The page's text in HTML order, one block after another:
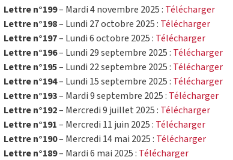
Lettre n°199– Mardi 4 novembre 2025 : Télécharger
Lettre n°198– Lundi 27 octobre 2025 : Télécharger
Lettre n°197– Lundi 6 octobre 2025 : Télécharger
Lettre n°196– Lundi 29 septembre 2025 : Télécharger
Lettre n°195– Lundi 22 septembre 2025 : Télécharger
Lettre n°194– Lundi 15 septembre 2025 : Télécharger
Lettre n°193– Mardi 9 septembre 2025 : Télécharger
Lettre n°192– Mercredi 9 juillet 2025 : Télécharger
Lettre n°191– Mercredi 11 juin 2025 : Télécharger
Lettre n°190– Mercredi 14 mai 2025 : Télécharger
Lettre n°189– Mardi 6 mai 2025 : Télécharger